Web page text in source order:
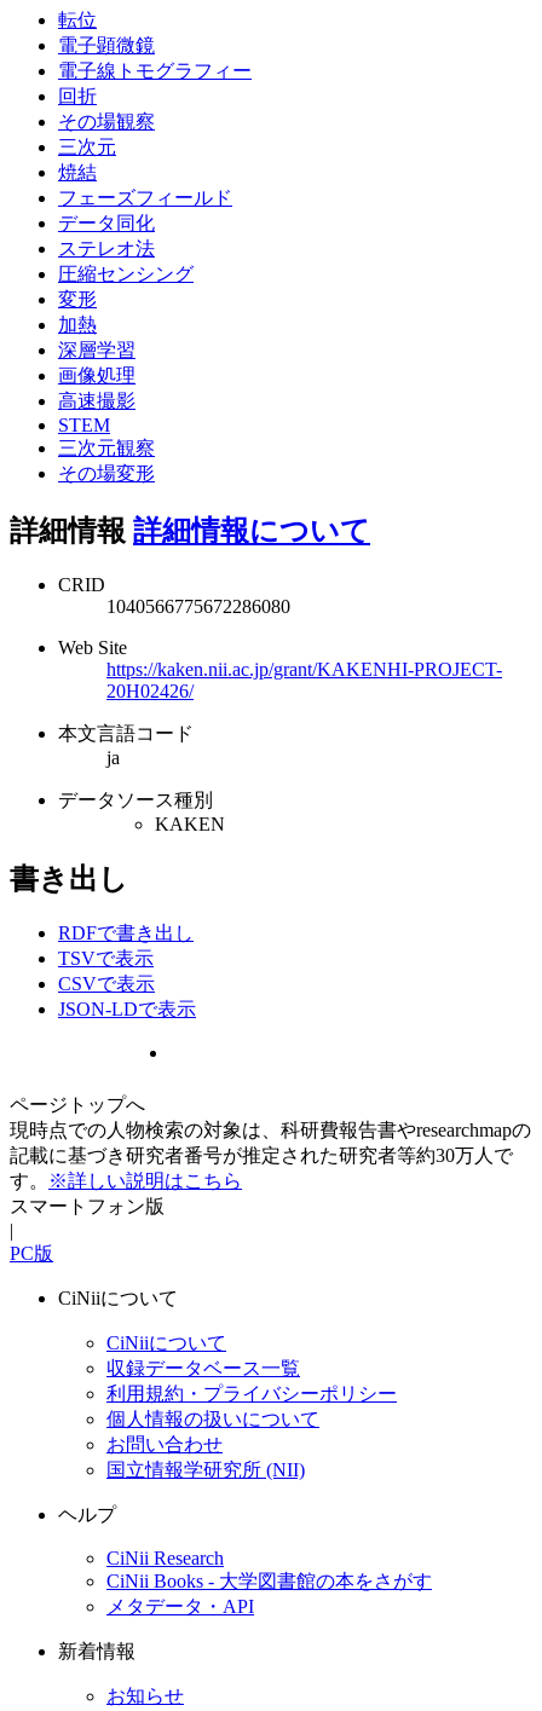
転位
電子顕微鏡
電子線トモグラフィー
回折
その場観察
三次元
焼結
フェーズフィールド
データ同化
ステレオ法
圧縮センシング
変形
加熱
深層学習
画像処理
高速撮影
STEM
三次元観察
その場変形
詳細情報 詳細情報について
CRID
1040566775672286080
Web Site
https://kaken.nii.ac.jp/grant/KAKENHI-PROJECT-
20H02426/
本文言語コード
ja
データソース種別
KAKEN
書き出し
RDFで書き出し
TSVで表示
CSVで表示
JSON-LDで表示
ページトップへ
現時点での人物検索の対象は、科研費報告書やresearchmapの
記載に基づき研究者番号が推定された研究者等約30万人で
す。
※詳しい説明はこちら
スマートフォン版
|
PC版
CiNiiについて
CiNiiについて
収録データベース一覧
利用規約・プライバシーポリシー
個人情報の扱いについて
お問い合わせ
国立情報学研究所 (NII)
ヘルプ
CiNii Research
CiNii Books - 大学図書館の本をさがす
メタデータ・API
新着情報
お知らせ